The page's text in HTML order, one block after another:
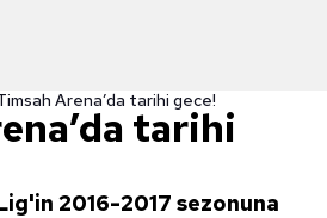
Arena’da tarihi gece!
tarihi
2016-2017 sezonuna